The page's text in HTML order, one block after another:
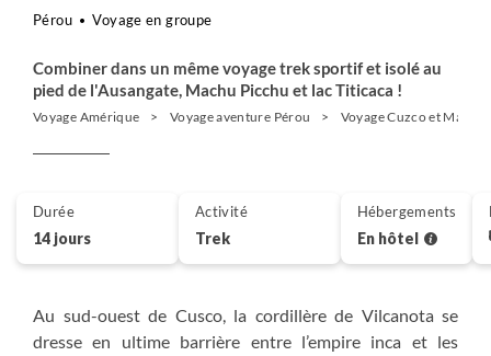
Pérou Voyage en groupe
Combiner dans un même voyage trek sportif et isolé au
pied de l'Ausangate, Machu Picchu et lac Titicaca !
Voyage Amérique Voyage aventure Pérou Voyage Cuzco et Machu
Au sud-ouest de Cusco, la cordillère de Vilcanota se
dresse en ultime barrière entre l’empire inca et les
Durée
14 jours
Activité
Trek
Hébergements
En hôtel